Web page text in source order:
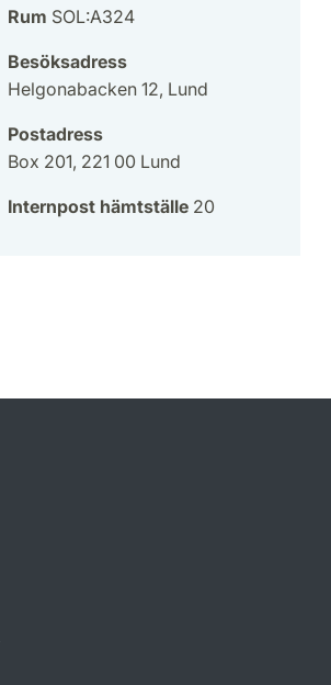
Rum SOL:A324
Besöksadress
Helgonabacken 12, Lund
Postadress
Box 201, 221 00 Lund
Internpost hämtställe20